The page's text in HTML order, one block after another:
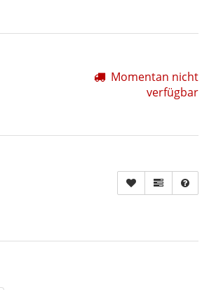
Momentan nicht
verfügbar